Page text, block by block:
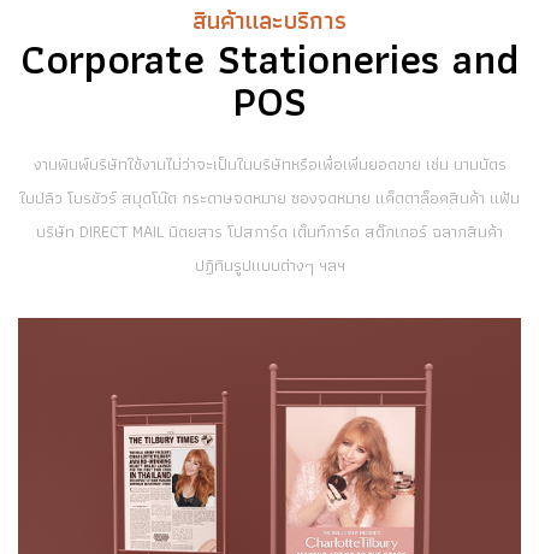
สินค้าและบริการ
Corporate Stationeries and
POS
งานพิมพ์บริษัทใช้งานไม่ว่าจะเป็นในบริษัทหรือเพื่อเพิ่มยอดขาย เช่น นามบัตร
ใบปลิว โบรชัวร์ สมุดโน๊ต กระดาษจดหมาย ซองจดหมาย แค็ตตาล็อคสินค้า แฟ้ม
บริษัท DIRECT MAIL นิตยสาร โปสการ์ด เต็นท์การ์ด สติ๊กเกอร์ ฉลากสินค้า
ปฏิทินรูปแบบต่างๆ ฯลฯ